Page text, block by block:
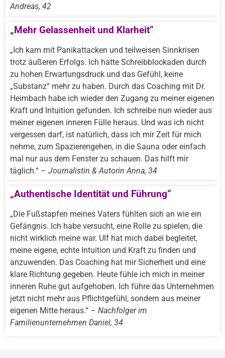
Andreas, 42
„Mehr Gelassenheit und Klarheit“
„Ich kam mit Panikattacken und teilweisen Sinnkrisen
trotz äußeren Erfolgs. Ich hatte Schreibblockaden durch
zu hohen Erwartungsdruck und das Gefühl, keine
„Substanz“ mehr zu haben. Durch das Coaching mit Dr.
Heimbach habe ich wieder den Zugang zu meiner eigenen
Kraft und Intuition gefunden. Ich schreibe nun wieder aus
meiner eigenen inneren Fülle heraus. Und was ich nicht
vergessen darf, ist natürlich, dass ich mir Zeit für mich
nehme, zum Spazierengehen, in die Sauna oder einfach
mal nur aus dem Fenster zu schauen. Das hilft mir
täglich.“ – Journalistin & Autorin Anna, 34
„Authentische Identität und Führung“
„Die Fußstapfen meines Vaters fühlten sich an wie ein
Gefängnis. Ich habe versucht, eine Rolle zu spielen, die
nicht wirklich meine war. Ulf hat mich dabei begleitet,
meine eigene, echte Intuition und Kraft zu finden und
anzuwenden. Das Coaching hat mir Sicherheit und eine
klare Richtung gegeben. Heute fühle ich mich in meiner
inneren Ruhe gut aufgehoben. Ich führe das Unternehmen
jetzt nicht mehr aus Pflichtgefühl, sondern aus meiner
eigenen Mitte heraus.“ – Nachfolger im
Familienunternehmen Daniel, 34